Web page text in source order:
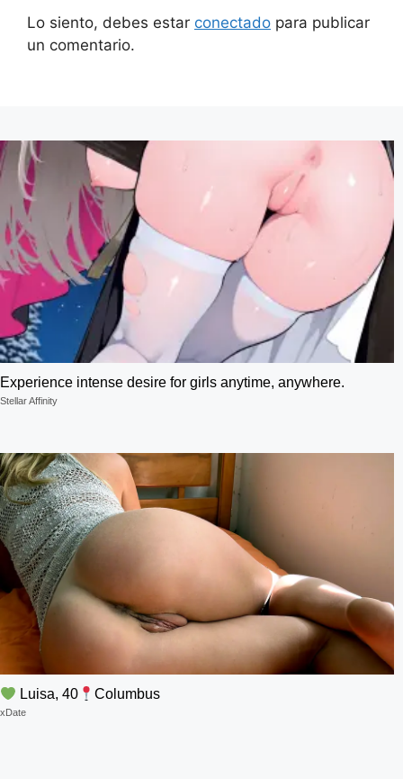
Lo siento, debes estar conectado para publicar
un comentario.
Experience intense desire for girls anytime, anywhere.
Stellar Affinity
Luisa, 40 Columbus
xDate